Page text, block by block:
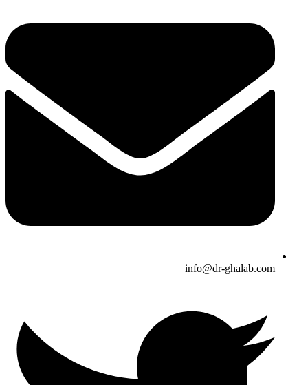
info@dr-ghalab.com